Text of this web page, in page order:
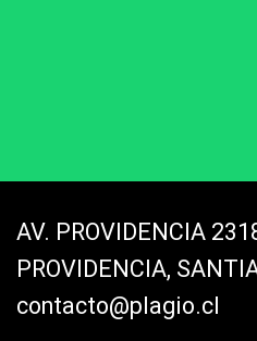
AV. PROVIDENCIA
PROVIDENCIA,
contacto@plagio.cl